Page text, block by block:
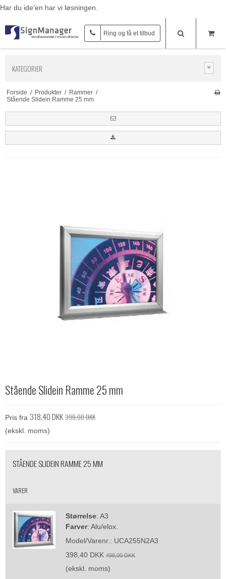
Har du ide'en har vi løsningen.
Ring og få et tilbud
KATEGORIER
Forside / Produkter / Rammer /
Stående Slidein Ramme 25 mm
Stående Slidein Ramme 25 mm
Pris fra 318,40 DKK398,00 DKK
(ekskl. moms)
STÅENDE SLIDEIN RAMME 25 MM
VARER
Størrelse: A3
Farver: Alu/elox.
Model/Varenr.: UCA255N2A3
398,40 DKK 498,00 DKK
(ekskl. moms)